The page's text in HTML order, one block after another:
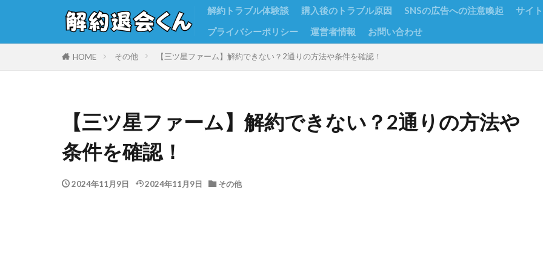
解約トラブル体験談 購入後のトラブル原因 SNSの広告への注意喚起
サイ
プライバシーポリシー
運営者情報 お問い合わせ
HOME その他 【三ツ星ファーム】解約できない？2通りの方法や条件を確認！
【三ツ星ファーム】解約できない？2通りの方法や
条件を確認！
2024年11月9日 2024年11月9日 その他